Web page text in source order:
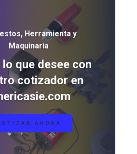
Herramienta y
Maquinaria
que desee con
cotizador en
AHORA